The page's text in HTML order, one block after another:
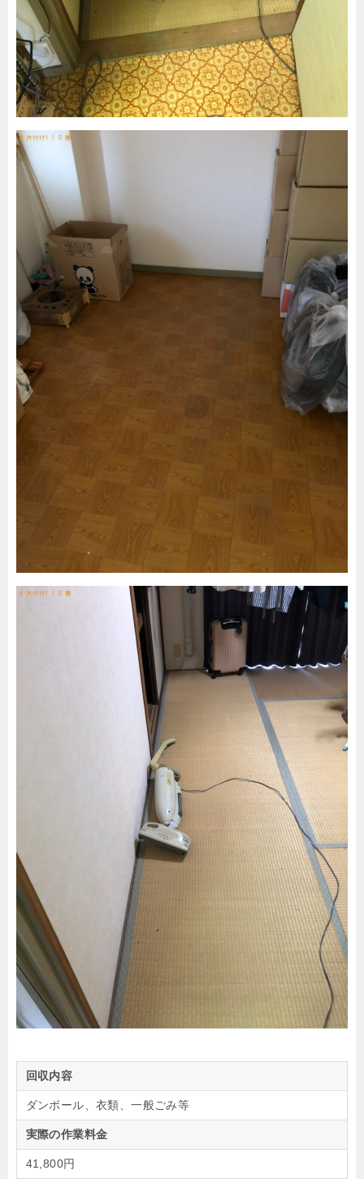
回収内容
ダンボール、衣類、一般ごみ等
実際の作業料金
41,800円